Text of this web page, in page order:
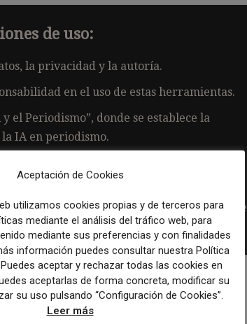
de uso:
la privacidad y la autoría.
en el uso de estas herramientas.
el Periodismo”, donde se establece la
IA en periodismo.
se puede ampliar el conocimiento sobre
Aceptación de Cookies
utilizamos cookies propias y de terceros para
mediante el análisis del tráfico web, para
mediante sus preferencias y con finalidades
información puedes consultar nuestra Política
aceptar y rechazar todas las cookies en
aceptarlas de forma concreta, modificar su
su uso pulsando “Configuración de Cookies”.
Leer más